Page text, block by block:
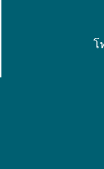
โ